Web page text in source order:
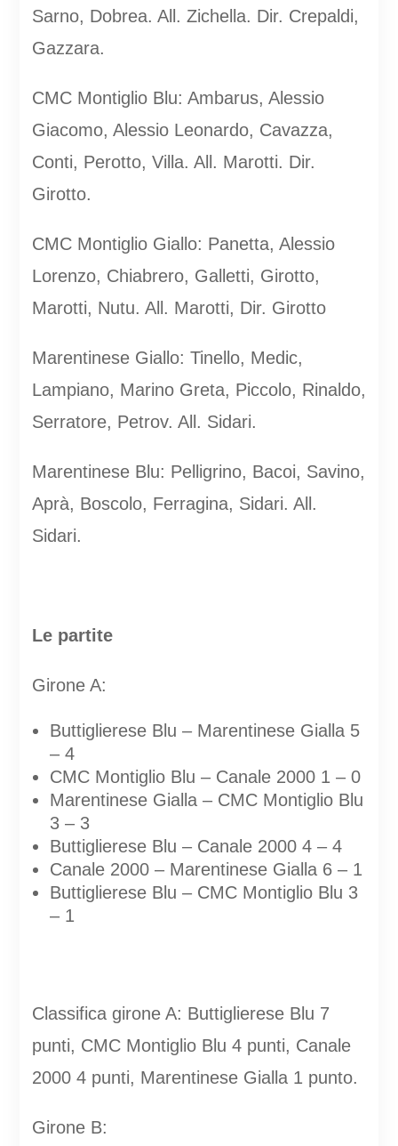
Sarno, Dobrea. All. Zichella. Dir. Crepaldi,
Gazzara.
CMC Montiglio Blu: Ambarus, Alessio
Giacomo, Alessio Leonardo, Cavazza,
Conti, Perotto, Villa. All. Marotti. Dir.
Girotto.
CMC Montiglio Giallo: Panetta, Alessio
Lorenzo, Chiabrero, Galletti, Girotto,
Marotti, Nutu. All. Marotti, Dir. Girotto
Marentinese Giallo: Tinello, Medic,
Lampiano, Marino Greta, Piccolo, Rinaldo,
Serratore, Petrov. All. Sidari.
Marentinese Blu: Pelligrino, Bacoi, Savino,
Aprà, Boscolo, Ferragina, Sidari. All.
Sidari.
Le partite
Girone A:
Buttiglierese Blu – Marentinese Gialla 5
– 4
CMC Montiglio Blu – Canale 2000 1 – 0
Marentinese Gialla – CMC Montiglio Blu
3 – 3
Buttiglierese Blu – Canale 2000 4 – 4
Canale 2000 – Marentinese Gialla 6 – 1
Buttiglierese Blu – CMC Montiglio Blu 3
– 1
Classifica girone A: Buttiglierese Blu 7
punti, CMC Montiglio Blu 4 punti, Canale
2000 4 punti, Marentinese Gialla 1 punto.
Girone B: